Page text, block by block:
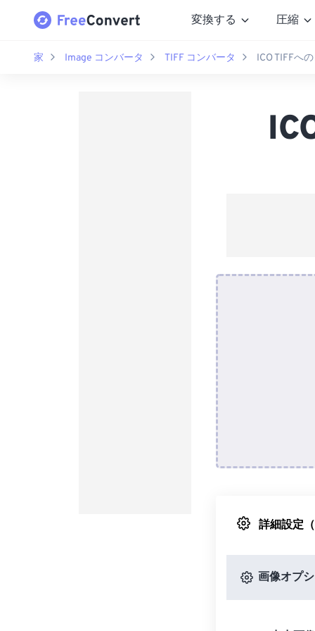
変換する 圧縮
家 Image コンバータ TIFF コンバータ ICO TIFFへ
詳細設定
画像オプ